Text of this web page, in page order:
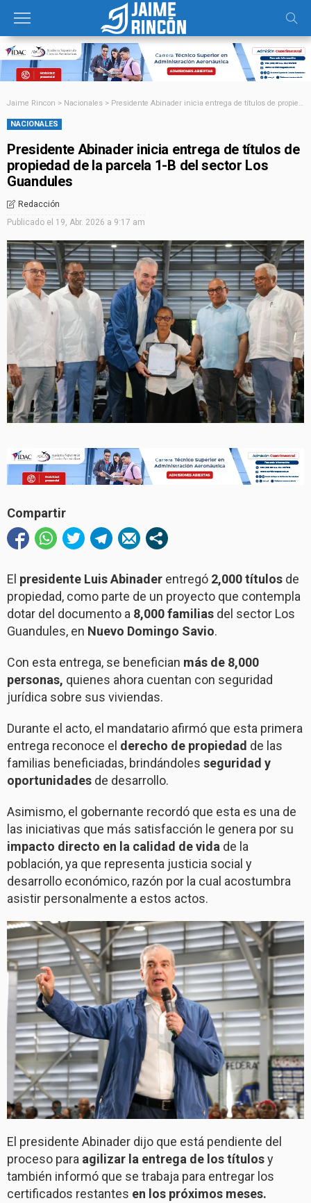
Jaime Rincon > Nacionales > Presidente Abinader inicia entrega de títulos de propiedad de la parcela 1-B del sector Los Guandules
NACIONALES
Presidente Abinader inicia entrega de títulos de
propiedad de la parcela 1-B del sector Los
Guandules
Redacción
Publicado el 19, Abr. 2026 a 9:17 am
Compartir
El presidente Luis Abinader entregó 2,000 títulos de
propiedad, como parte de un proyecto que contempla
dotar del documento a 8,000 familias del sector Los
Guandules, en Nuevo Domingo Savio.
Con esta entrega, se benefician más de 8,000
personas, quienes ahora cuentan con seguridad
jurídica sobre sus viviendas.
Durante el acto, el mandatario afirmó que esta primera
entrega reconoce el derecho de propiedad de las
familias beneficiadas, brindándoles seguridad y
oportunidades de desarrollo.
Asimismo, el gobernante recordó que esta es una de
las iniciativas que más satisfacción le genera por su
impacto directo en la calidad de vida de la
población, ya que representa justicia social y
desarrollo económico, razón por la cual acostumbra
asistir personalmente a estos actos.
El presidente Abinader dijo que está pendiente del
proceso para agilizar la entrega de los títulosy
también informó que se trabaja para entregar los
certificados restantes en los próximos meses.